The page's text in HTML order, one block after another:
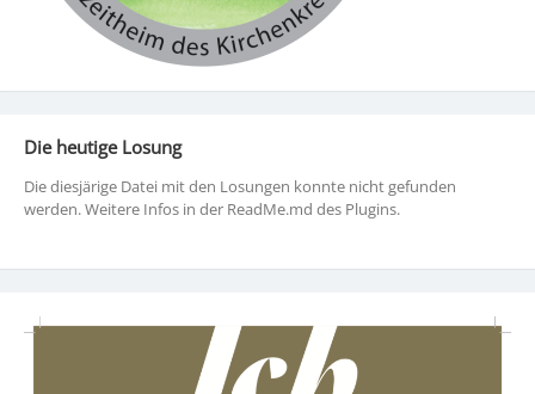
Die heutige Losung
Die diesjärige Datei mit den Losungen konnte nicht gefunden
werden. Weitere Infos in der ReadMe.md des Plugins.